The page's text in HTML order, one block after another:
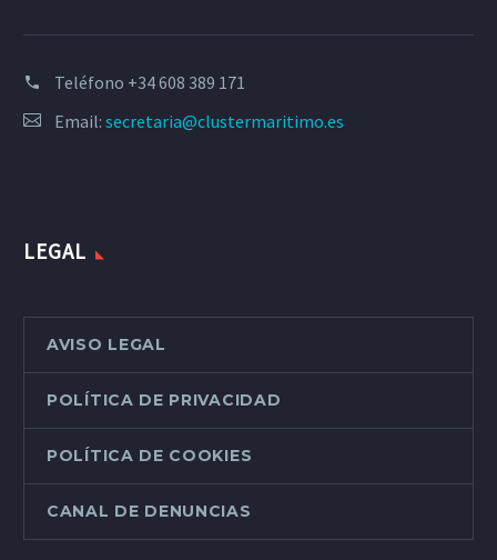
Teléfono +34 608 389 171
Email: secretaria@clustermaritimo.es
LEGAL
AVISO LEGAL
POLÍTICA DE PRIVACIDAD
POLÍTICA DE COOKIES
CANAL DE DENUNCIAS